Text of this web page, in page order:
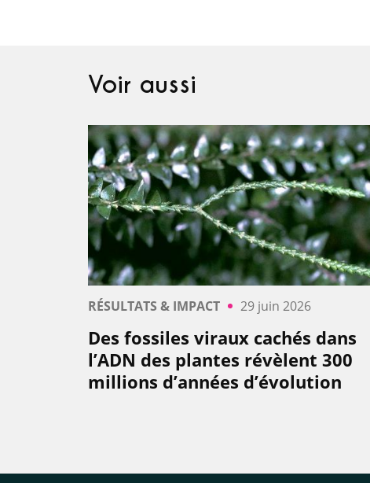
Voir aussi
RÉSULTATS & IMPACT 29 juin 2026
Des fossiles viraux cachés dans
l’ADN des plantes révèlent 300
millions d’années d’évolution